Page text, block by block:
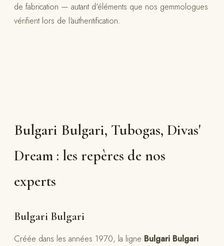
de fabrication — autant d'éléments que nos gemmologues
vérifient lors de l'authentification.
Bulgari Bulgari, Tubogas, Divas'
Dream : les repères de nos
experts
Bulgari Bulgari
Créée dans les années 1970, la ligne Bulgari Bulgari